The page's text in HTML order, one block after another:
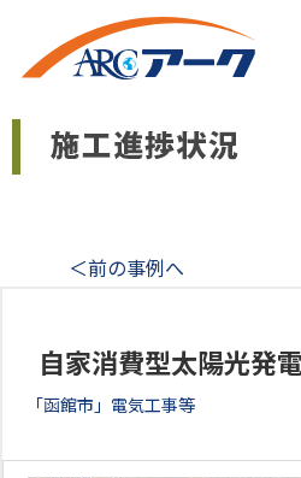
＜前の事例へ
自家消費型太陽光発電
「函館市」電気工事等